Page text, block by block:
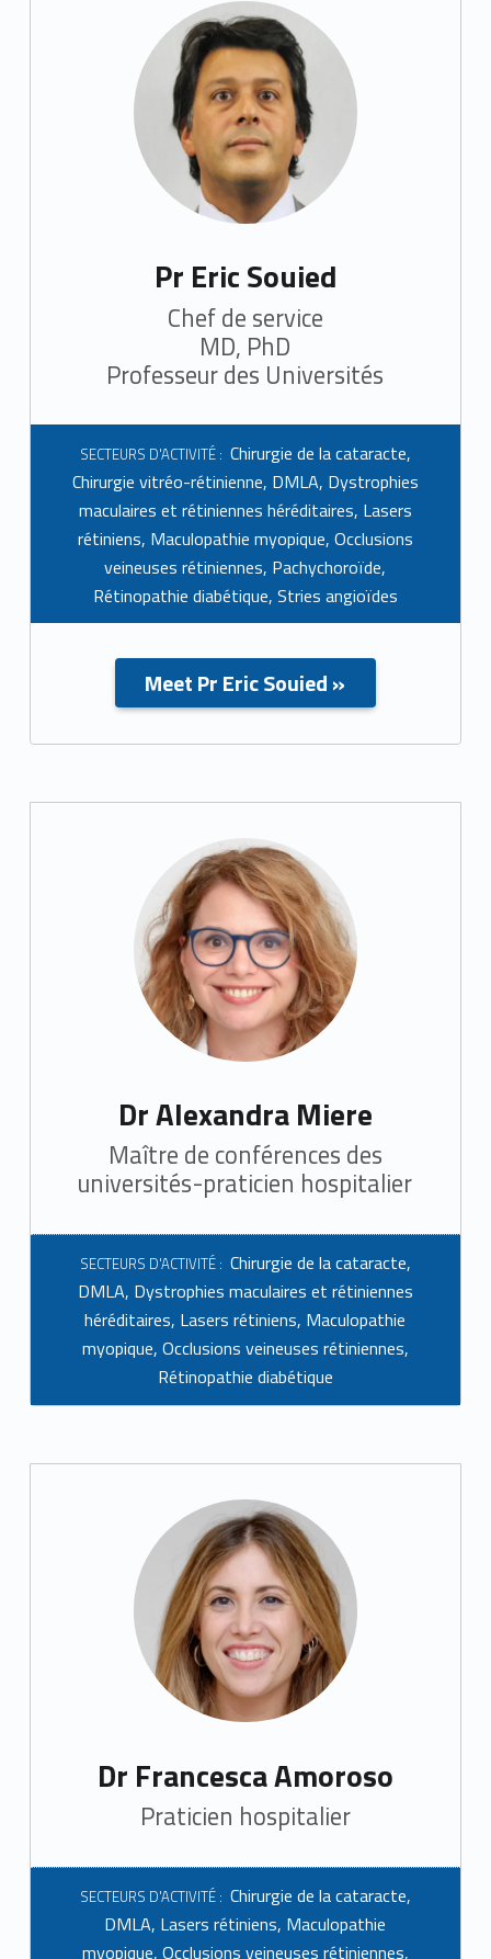
Pr Eric Souied
Chef de service
MD, PhD
Professeur des Universités
SECTEURS D'ACTIVITÉ : Chirurgie de la cataracte,
Chirurgie vitréo-rétinienne, DMLA, Dystrophies
maculaires et rétiniennes héréditaires, Lasers
rétiniens, Maculopathie myopique, Occlusions
veineuses rétiniennes, Pachychoroïde,
Rétinopathie diabétique, Stries angioïdes
MeetPr Eric Souied»
Dr Alexandra Miere
Maître de conférences des
universités-praticien hospitalier
SECTEURS D'ACTIVITÉ : Chirurgie de la cataracte,
DMLA, Dystrophies maculaires et rétiniennes
héréditaires, Lasers rétiniens, Maculopathie
myopique, Occlusions veineuses rétiniennes,
Rétinopathie diabétique
Dr Francesca Amoroso
Praticien hospitalier
SECTEURS D'ACTIVITÉ : Chirurgie de la cataracte,
DMLA, Lasers rétiniens, Maculopathie
myopique, Occlusions veineuses rétiniennes,